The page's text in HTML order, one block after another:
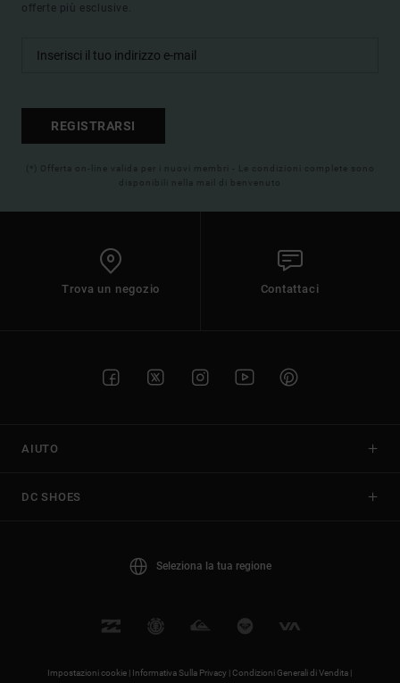
offerte più esclusive.
REGISTRARSI
(*) Offerta on-line valida per i nuovi membri - Le condizioni complete sono
disponibili nella mail di benvenuto
Trova un negozio Contattaci
AIUTO
DC SHOES
Seleziona la tua regione
Impostazioni cookie | Informativa Sulla Privacy |Condizioni Generali di Vendita |